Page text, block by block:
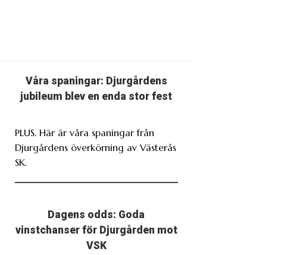
Våra spaningar: Djurgårdens
jubileum blev en enda stor fest
PLUS. Här är våra spaningar från
Djurgårdens överkörning av Västerås
SK.
Dagens odds: Goda
vinstchanser för Djurgården mot
VSK